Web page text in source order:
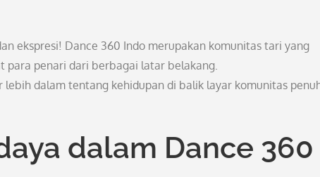
ekspresi! Dance 360 Indo merupakan komunitas tari yang
para penari dari berbagai latar belakang.
lebih dalam tentang kehidupan di balik layar komunitas
dalam Dance 360